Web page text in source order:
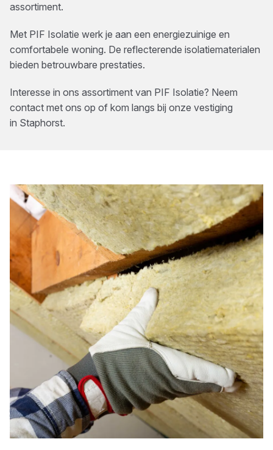
assortiment.
Met PIF Isolatie werk je aan een energiezuinige en
comfortabele woning. De reflecterende isolatiematerialen
bieden betrouwbare prestaties.
Interesse in ons assortiment van PIF Isolatie? Neem
contact met ons op of kom langs bij onze vestiging
in Staphorst.